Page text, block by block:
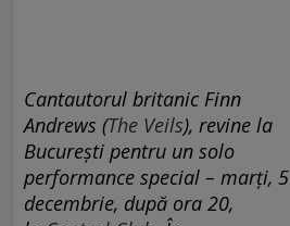
Cantautorul britanic Finn
Andrews (The Veils), revine la
București pentru un solo
performance special – marți, 5
decembrie, după ora 20,